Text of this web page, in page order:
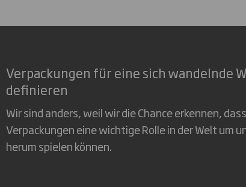
Verpackungen für eine sich wandelnde
definieren
Wir sind anders, weil wir die Chance erkennen, dass
Verpackungen eine wichtige Rolle in der Welt um
herum spielen können.